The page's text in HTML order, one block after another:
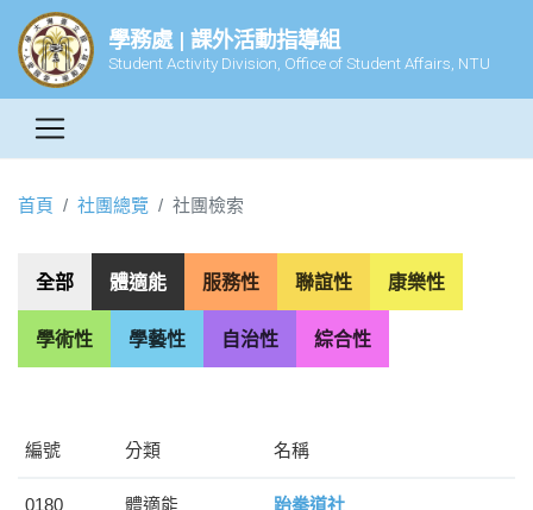
學務處 | 課外活動指導組
Student Activity Division, Office of Student Affairs, NTU
首頁 社團總覽 社團檢索
全部 體適能 服務性 聯誼性 康樂性
學術性 學藝性 自治性 綜合性
編號 分類 名稱
0180 體適能 跆拳道社